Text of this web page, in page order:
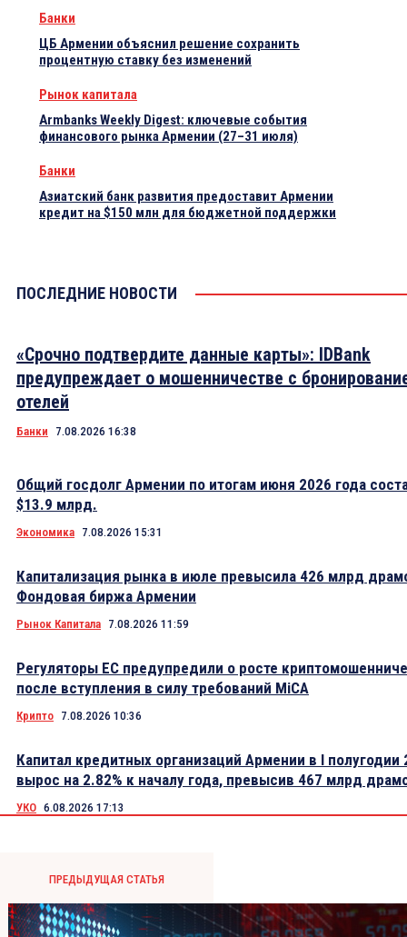
Банки
ЦБ Армении объяснил решение сохранить
процентную ставку без изменений
Рынок капитала
Armbanks Weekly Digest: ключевые события
финансового рынка Армении (27–31 июля)
Банки
Азиатский банк развития предоставит Армении
кредит на $150 млн для бюджетной поддержки
ПОСЛЕДНИЕ НОВОСТИ
«Срочно подтвердите данные карты»: IDBank
предупреждает о мошенничестве с
отелей
Банки 7.08.2026 16:38
Общий госдолг Армении по итогам июня 2026 года
$13.9 млрд.
Экономика 7.08.2026 15:31
Капитализация рынка в июле превысила 426 млрд
Фондовая биржа Армении
Рынок Капитала 7.08.2026 11:59
Регуляторы ЕС предупредили о росте
после вступления в силу требований MiCA
Крипто 7.08.2026 10:36
Капитал кредитных организаций Армении в I полугодии
вырос на 2.82% к началу года, превысив 467 млрд
УКО 6.08.2026 17:13
ПРЕДЫДУЩАЯ СТАТЬЯ